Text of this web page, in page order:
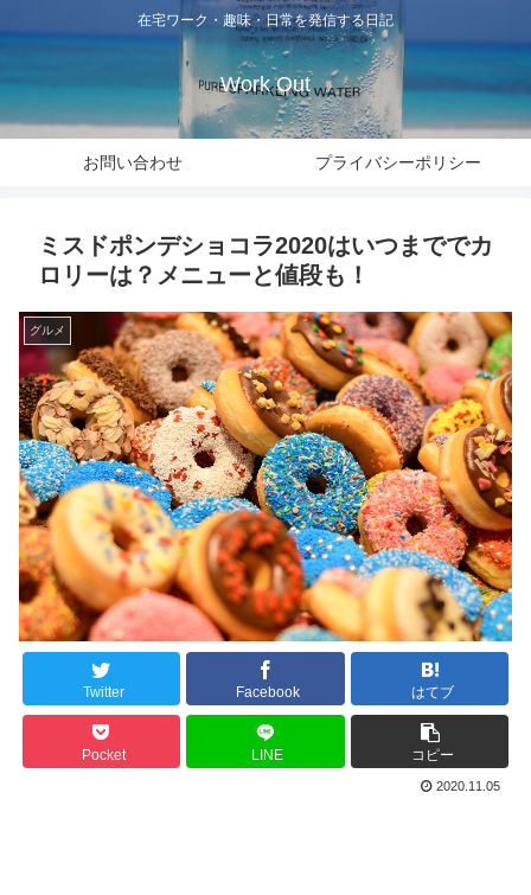
在宅ワーク・趣味・日常を発信する日記
Work Out
お問い合わせ プライバシーポリシー
ミスドポンデショコラ2020はいつまででカ
ロリーは？メニューと値段も！
グルメ
Twitter Facebook はてブ
Pocket LINE コピー
2020.11.05